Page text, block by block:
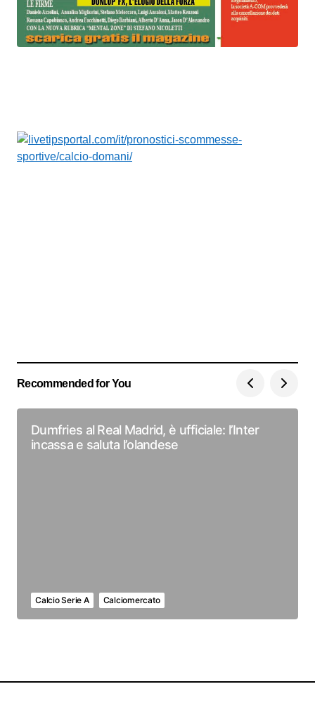
Recommended for You
Dumfries al Real Madrid, è ufficiale: l’Inter
incassa e saluta l’olandese
Calcio Serie A Calciomercato